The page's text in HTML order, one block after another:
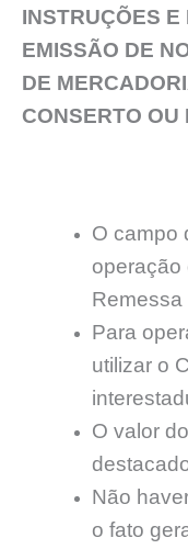
INSTRUÇÕES
EMISSÃO DE
DE
CONSERTO OU
O campo
operação
Remessa
Para
utilizar o
O valor
Não
o fato